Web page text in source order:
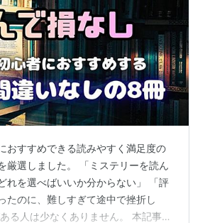
おすすめできる読みやすく満足度の
厳選しました。 「ミステリーを読ん
れを選べばいいか分からない」 「評
たのに、難しすぎて途中で挫折し
る人は少なくありません。 本記事で